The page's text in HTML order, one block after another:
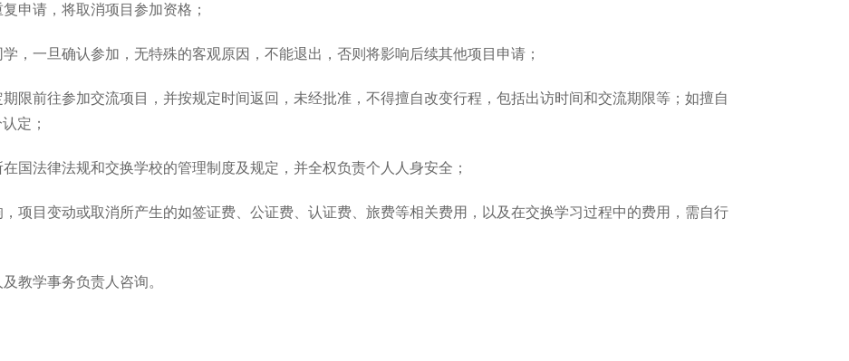
申请，将取消项目参加资格；
，一旦确认参加，无特殊的客观原因，不能退出，否则将影响后续其他项目申请；
限前往参加交流项目，并按规定时间返回，未经批准，不得擅自改变行程，包括出访时间和交流期限等；如擅自
定；
国法律法规和交换学校的管理制度及规定，并全权负责个人人身安全；
项目变动或取消所产生的如签证费、公证费、认证费、旅费等相关费用，以及在交换学习过程中的费用，需自行
教学事务负责人咨询。